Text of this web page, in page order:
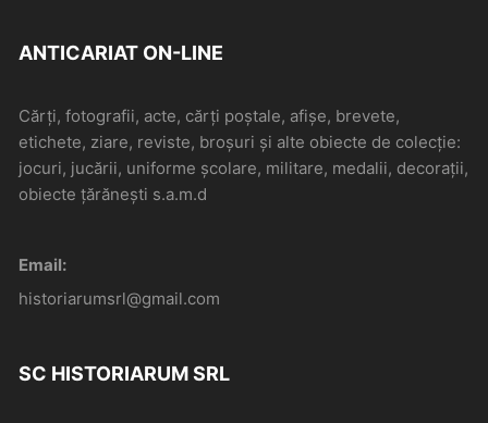
ANTICARIAT ON-LINE
Cărți, fotografii, acte, cărți poștale, afișe, brevete,
etichete, ziare, reviste, broșuri și alte obiecte de colecție:
jocuri, jucării, uniforme școlare, militare, medalii, decorații,
obiecte țărănești s.a.m.d
Email:
historiarumsrl@gmail.com
SC HISTORIARUM SRL